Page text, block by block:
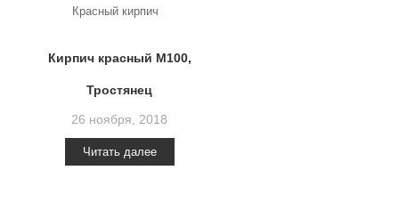
Красный кирпич
Кирпич красный М100,
Тростянец
26 ноября, 2018
Читать далее